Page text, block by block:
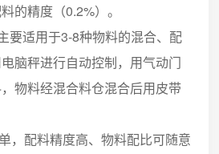
的精度（0.2%）。
适用于3-8种物料的混合、配
脑秤进行自动控制，用气动门
物料经混合料仓混合后用皮带
配料精度高、物料配比可随意